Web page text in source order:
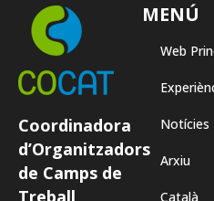
Coordinadora
d’Organitzadors
de Camps de
Treball
MENÚ
Web
Notícies
Arxiu
Català